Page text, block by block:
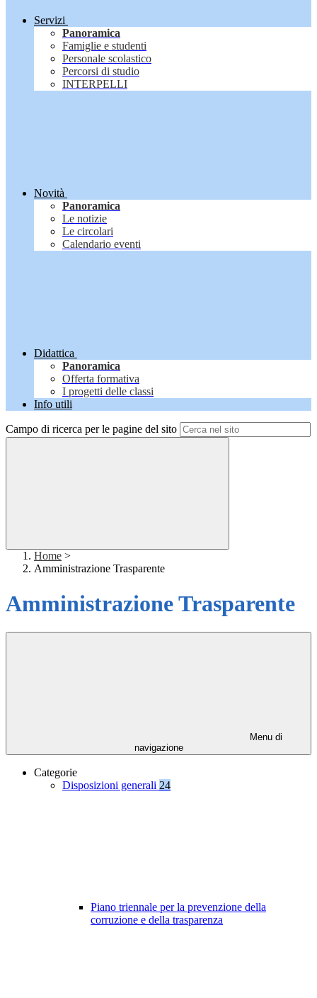
Servizi
Panoramica
Famiglie e studenti
Personale scolastico
Percorsi di studio
INTERPELLI
Novità
Panoramica
Le notizie
Le circolari
Calendario eventi
Didattica
Panoramica
Offerta formativa
I progetti delle classi
Info utili
Campo di ricerca per le pagine del sito
Home >
Amministrazione Trasparente
Amministrazione Trasparente
Menu di
navigazione
Categorie
Disposizioni generali 24
Piano triennale per la prevenzione della
corruzione e della trasparenza